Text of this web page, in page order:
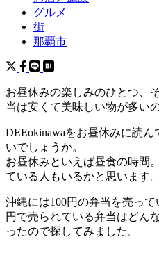
グルメ
街
那覇市
お昼休みの楽しみのひとつ、
当は安くて美味しい物が多いの
DEEokinawaをお昼休みに読
いでしょうか。
お昼休みといえば昼食の時間
ている人もいるかと思います。
沖縄には100円の弁当を売っ
円で売られている弁当はどん
ったので探してみました。